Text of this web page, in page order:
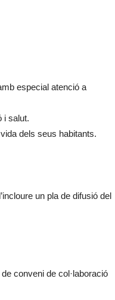
especial atenció a
i salut.
dels seus habitants.
un pla de difusió del
conveni de col·laboració